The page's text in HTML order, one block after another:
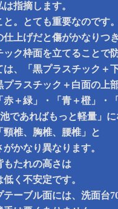
指摘します。
と。とても重要なのです
仕上げだと傷がかなりつ
ック枠面を立てることで
は、「黒プラスチック＋
プラスチック＋白面の上
赤＋緑」・「青＋橙」・
であればもっと軽量」
頸椎、胸椎、腰椎」と
かなり異なります。
もたれの高さは
く不安定です。
ーブル面には、洗面台